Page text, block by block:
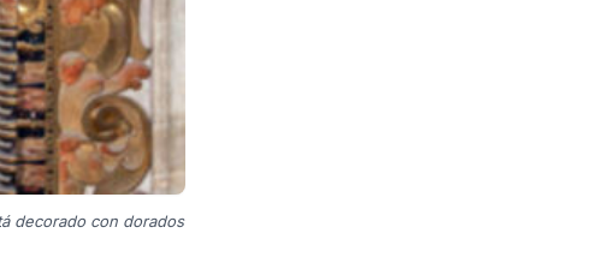
decorado con dorados